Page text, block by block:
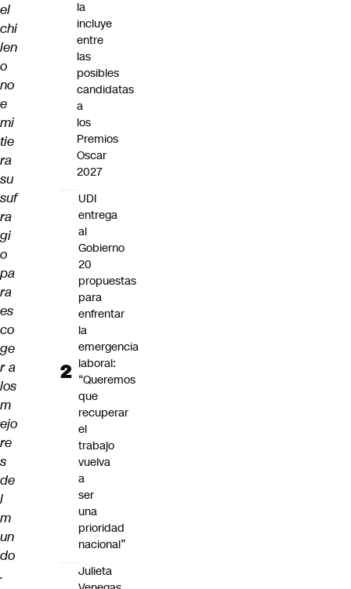
el
chi
len
o
no
e
mi
tie
ra
su
suf
ra
gi
o
pa
ra
es
co
ge
r a
los
m
ejo
re
s
de
l
m
un
do
.
la
incluye
entre
las
posibles
candidatas
a
los
Premios
Oscar
2027
UDI
entrega
al
Gobierno
20
propuestas
para
enfrentar
la
emergencia
laboral:
“Queremos
que
recuperar
el
trabajo
vuelva
a
ser
una
prioridad
nacional”
Julieta